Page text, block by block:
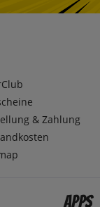
& Zahlung
Apps